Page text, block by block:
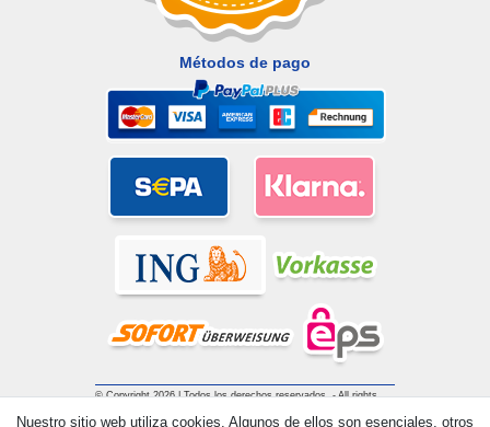
Métodos de pago
© Copyright 2026 | Todos los derechos reservados. - All rights
reserved. Prices incl. VAT. 19% VAT Basic prices see article detail
Nuestro sitio web utiliza cookies. Algunos de ellos son esenciales, otros